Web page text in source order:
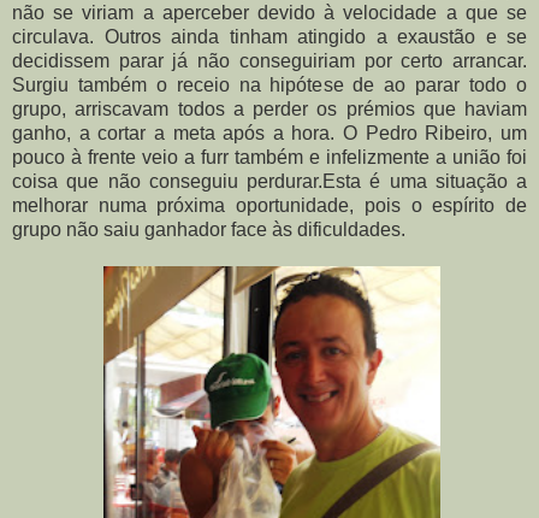
não se viriam a aperceber devido à velocidade a que se
circulava. Outros ainda tinham atingido a exaustão e se
decidissem parar já não conseguiriam por certo arrancar.
Surgiu também o receio na hipótese de ao parar todo o
grupo, arriscavam todos a perder os prémios que haviam
ganho, a cortar a meta após a hora. O Pedro Ribeiro, um
pouco à frente veio a furr também e infelizmente a união foi
coisa que não conseguiu perdurar.Esta é uma situação a
melhorar numa próxima oportunidade, pois o espírito de
grupo não saiu ganhador face às dificuldades.